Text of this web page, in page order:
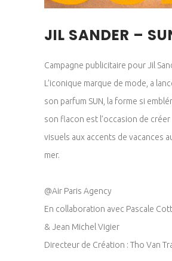
JIL SANDER –
Campagne publicitaire pour Jil
L’iconique marque de mode, a
son parfum SUN, la forme si
son flacon est l’occasion de
visuels aux accents de vacances
mer.
@Air Paris Agency
En collaboration avec Pascale
& Jean Michel Vigier
Directeur de Création : Tho Van